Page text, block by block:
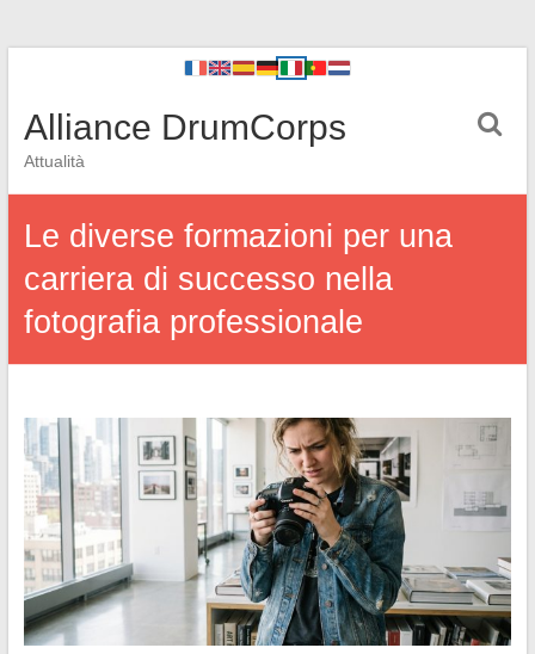
Alliance DrumCorps
Attualità
Le diverse formazioni per una
carriera di successo nella
fotografia professionale